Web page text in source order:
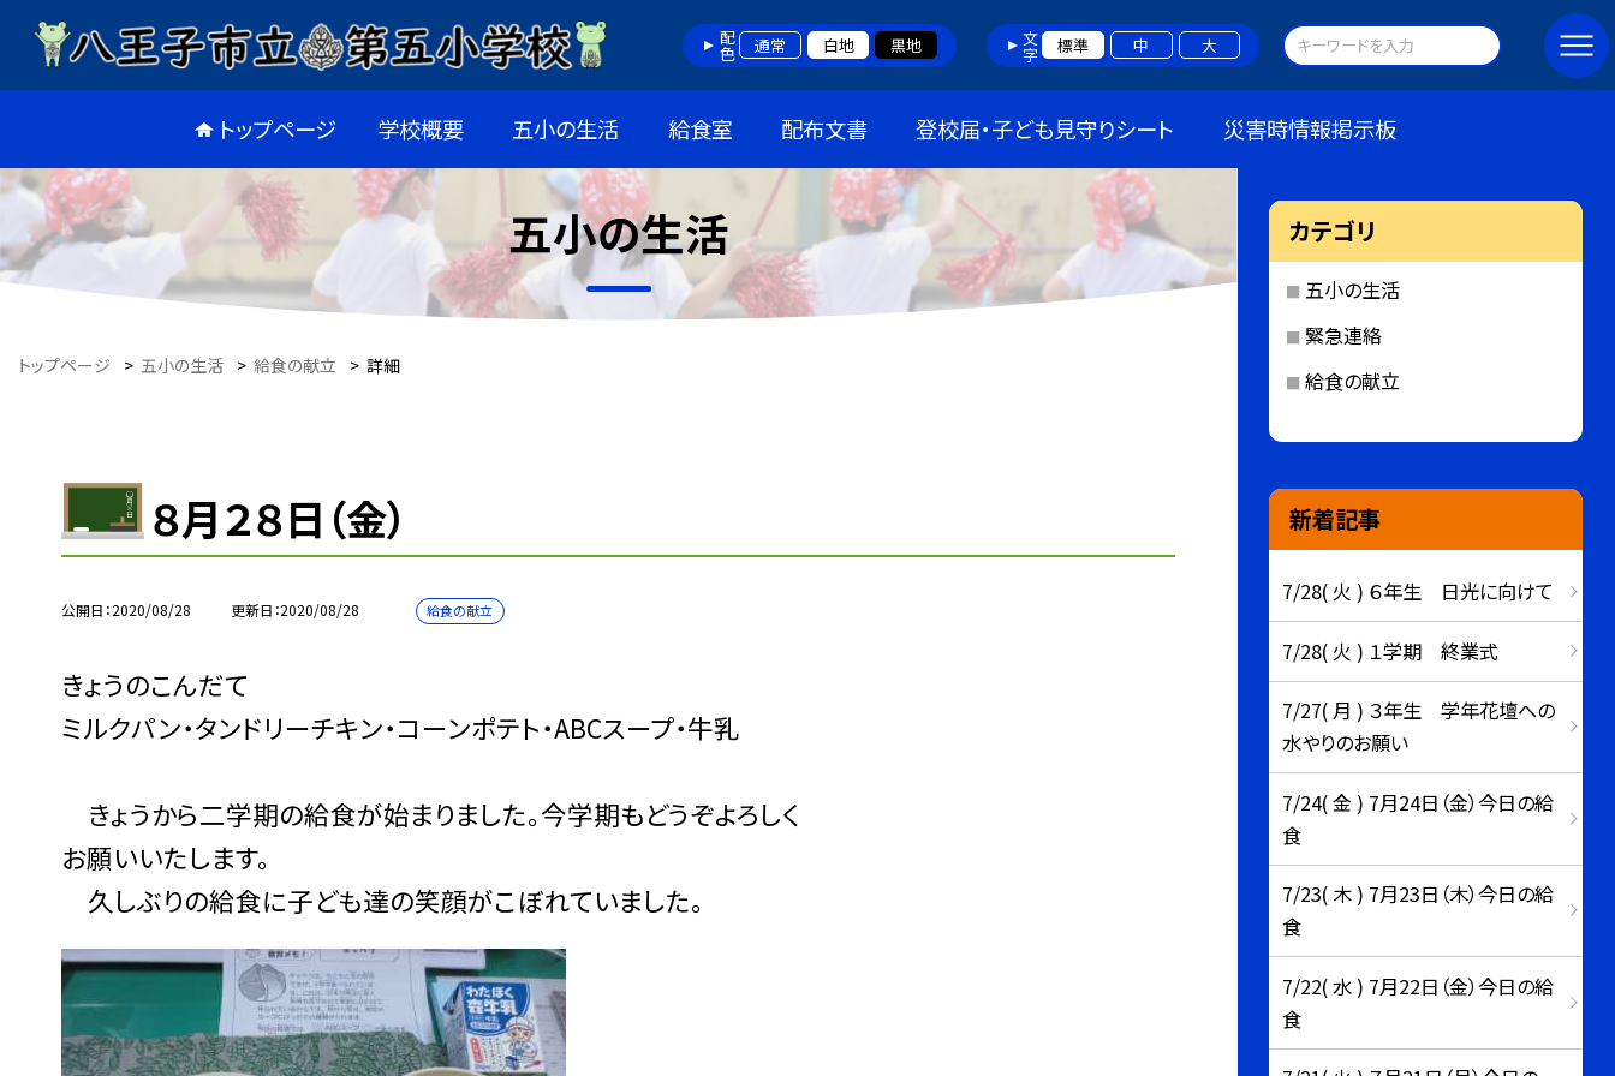
配色 通常 白地 黒地 文字 標準 中 大
トップページ 学校概要 五小の生活 給食室 配布文書 登校届・子ども見守りシート 災害時情報掲示板
五小の生活
トップページ > 五小の生活 > 給食の献立 > 詳細
８月２８日（金）
公開日 2020/08/28 更新日 2020/08/28 給食の献立
きょうのこんだて
ミルクパン・タンドリーチキン・コーンポテト・ABCスープ・牛乳
きょうから二学期の給食が始まりました。今学期もどうぞよろしく
お願いいたします。
久しぶりの給食に子ども達の笑顔がこぼれていました。
カテゴリ
五小の生活
緊急連絡
給食の献立
新着記事
7/28( 火 ) ６年生 日光に向けて
7/28( 火 ) １学期 終業式
7/27( 月 ) ３年生 学年花壇への
水やりのお願い
7/24( 金 ) 7月24日（金）今日の給
食
7/23( 木 ) 7月23日（木）今日の給
食
7/22( 水 ) 7月22日（金）今日の給
食